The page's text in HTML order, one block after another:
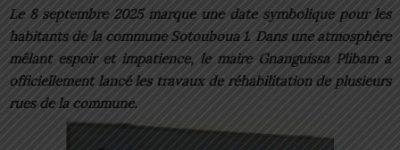
Le 8 septembre 2025 marque une date symbolique pour les
habitants de la commune Sotouboua 1. Dans une atmosphère
mêlant espoir et impatience, le maire Gnanguissa Plibam a
officiellement lancé les travaux de réhabilitation de plusieurs
rues de la commune.